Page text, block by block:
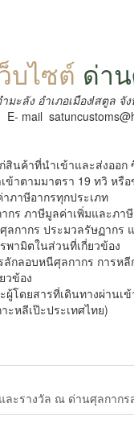
บไซต์ ด่า
ะลัง อำเภอเมืองlสตูล จั
mail
นค้าที่นำเข้าและส่งออก
ข้าตามมาตรา 19 ทวิ ห
ภาษีอากรทุกประเภท
กร ภาษีมูลค่าเพิ่มและภ
ลกากร ประมวลรัษฏากร
พามิตในส่วนที่เกี่ยวข้อง
กลอบหนีศุลกากร การหลี
วข้อง
โดยสารที่เดินทางผ่านเข้
ะหลีเป๊ะประเทศไทย)
ละรางวัล ณ ด่านศุลกากร